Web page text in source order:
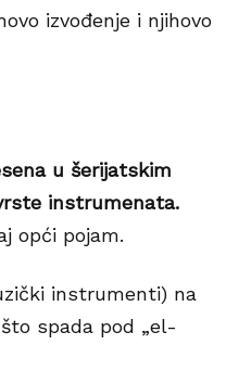
izvođenje i njihovo
u šerijatskim
instrumenata.
opći pojam.
instrumenti) na
spada pod „el-